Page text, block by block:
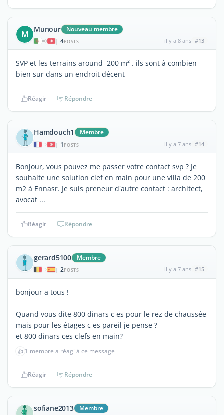
M Munour Nouveau membre
| 4POSTS il y a 8 ans #13
SVP et les terrains around 200 m² . ils sont à combien
bien sur dans un endroit décent
Réagir Répondre
Hamdouch1 Membre
| 1 POSTS il y a 7 ans #14
Bonjour, vous pouvez me passer votre contact svp ? Je
souhaite une solution clef en main pour une villa de 200
m2 à Ennasr. Je suis preneur d'autre contact : architect,
avocat ...
Réagir Répondre
gerard5100 Membre
| 2POSTS il y a 7 ans #15
bonjour a tous !
Quand vous dite 800 dinars c es pour le rez de chaussée
mais pour les étages c es pareil je pense ?
et 800 dinars ces clefs en main?
👍 1 membre a réagi à ce message
Réagir Répondre
sofiane2013 Membre